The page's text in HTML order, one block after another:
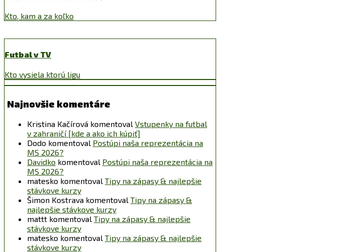
Kto, kam a za koľko
Futbal v TV
Kto vysiela ktorú ligu
Najnovšie komentáre
Kristina Kačírová komentoval Vstupenky na futbal
v zahraničí [kde a ako ich kúpiť]
Dodo komentoval Postúpi naša reprezentácia na
MS 2026?
Davidko komentoval Postúpi naša reprezentácia na
MS 2026?
matesko komentoval Tipy na zápasy & najlepšie
stávkove kurzy
Šimon Kostrava komentoval Tipy na zápasy &
najlepšie stávkove kurzy
mattt komentoval Tipy na zápasy & najlepšie
stávkove kurzy
matesko komentoval Tipy na zápasy & najlepšie
stávkove kurzy